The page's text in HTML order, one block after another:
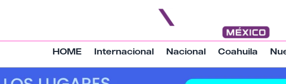
HOME Internacional Nacional Coahuila